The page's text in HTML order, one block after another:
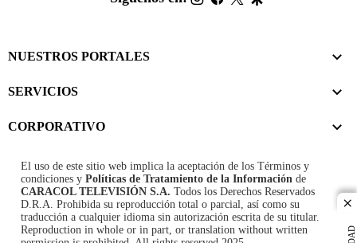
NUESTROS PORTALES
SERVICIOS
CORPORATIVO
El uso de este sitio web implica la aceptación de los Términos y
condiciones y Políticas de Tratamiento de la Información de
CARACOL TELEVISIÓN S.A. Todos los Derechos Reservados
D.R.A. Prohibida su reproducción total o parcial, así como su
traducción a cualquier idioma sin autorización escrita de su titular.
Reproduction in whole or in part, or translation without written